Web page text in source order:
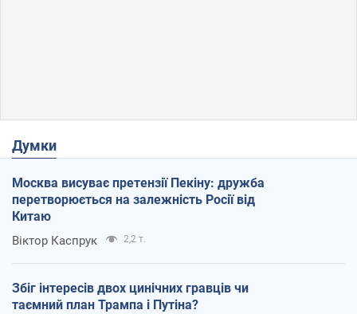
Думки
Москва висуває претензії Пекіну: дружба
перетворюється на залежність Росії від
Китаю
Віктор Каспрук 2,2 т.
Збіг інтересів двох цинічних гравців чи
таємний план Трампа і Путіна?